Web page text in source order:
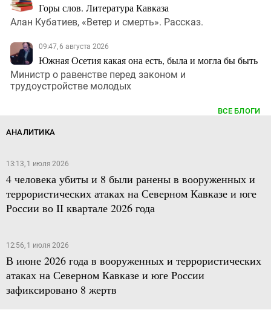
Горы слов. Литература Кавказа
Алан Кубатиев, «Ветер и смерть». Рассказ.
09:47, 6 августа 2026
Южная Осетия какая она есть, была и могла бы быть
Министр о равенстве перед законом и
трудоустройстве молодых
ВСЕ БЛОГИ
АНАЛИТИКА
13:13, 1 июля 2026
4 человека убиты и 8 были ранены в вооруженных и
террористических атаках на Северном Кавказе и юге
России во II квартале 2026 года
12:56, 1 июля 2026
В июне 2026 года в вооруженных и террористических
атаках на Северном Кавказе и юге России
зафиксировано 8 жертв